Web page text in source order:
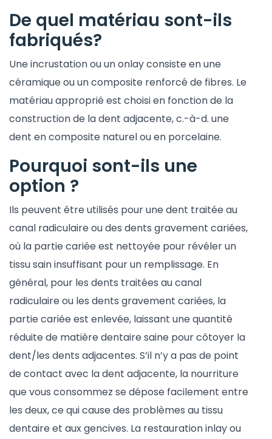
De quel matériau sont-ils
fabriqués?
Une incrustation ou un onlay consiste en une
céramique ou un composite renforcé de fibres. Le
matériau approprié est choisi en fonction de la
construction de la dent adjacente, c.-à-d. une
dent en composite naturel ou en porcelaine.
Pourquoi sont-ils une
option ?
Ils peuvent être utilisés pour une dent traitée au
canal radiculaire ou des dents gravement cariées,
où la partie cariée est nettoyée pour révéler un
tissu sain insuffisant pour un remplissage. En
général, pour les dents traitées au canal
radiculaire ou les dents gravement cariées, la
partie cariée est enlevée, laissant une quantité
réduite de matière dentaire saine pour côtoyer la
dent/les dents adjacentes. S’il n’y a pas de point
de contact avec la dent adjacente, la nourriture
que vous consommez se dépose facilement entre
les deux, ce qui cause des problèmes au tissu
dentaire et aux gencives. La restauration inlay ou